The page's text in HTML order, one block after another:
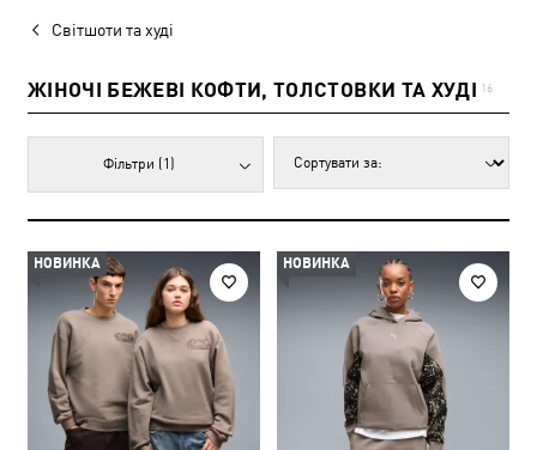
Світшоти та худі
ЖІНОЧІ БЕЖЕВІ КОФТИ, ТОЛСТОВКИ ТА ХУДІ 16
Фільтри (1)
НОВИНКА НОВИНКА